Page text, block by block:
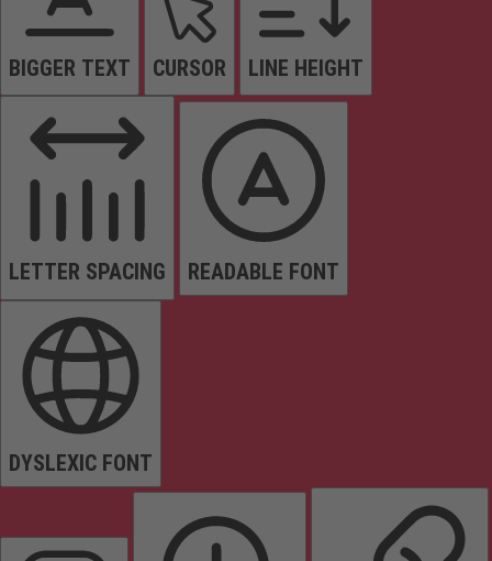
BIGGER TEXT CURSOR LINE HEIGHT
LETTER SPACING READABLE FONT
DYSLEXIC FONT